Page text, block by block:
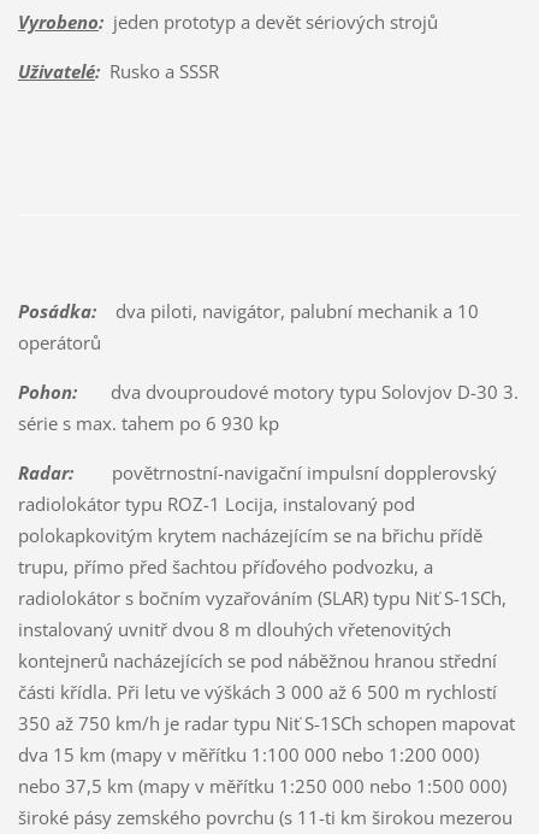
Vyrobeno:jeden prototyp a devět sériových strojů
Uživatelé:Rusko a SSSR
Posádka:dva piloti, navigátor, palubní mechanik a 10
operátorů
Pohon:dva dvouproudové motory typu Solovjov D-30 3.
série s max. tahem po 6 930 kp
Radar:povětrnostní-navigační impulsní dopplerovský
radiolokátor typu ROZ-1 Locija, instalovaný pod
polokapkovitým krytem nacházejícím se na břichu přídě
trupu, přímo před šachtou příďového podvozku, a
radiolokátor s bočním vyzařováním (SLAR) typu Niť S-1SCh,
instalovaný uvnitř dvou 8 m dlouhých vřetenovitých
kontejnerů nacházejících se pod náběžnou hranou střední
části křídla. Při letu ve výškách 3 000 až 6 500 m rychlostí
350 až 750 km/h je radar typu Niť S-1SCh schopen mapovat
dva 15 km (mapy v měřítku 1:100 000 nebo 1:200 000)
nebo 37,5 km (mapy v měřítku 1:250 000 nebo 1:500 000)
široké pásy zemského povrchu (s 11-ti km širokou mezerou